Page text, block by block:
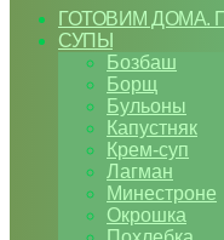
ГОТОВИМ ДОМА.
СУПЫ
Бозбаш
Борщ
Бульоны
Капустняк
Крем-суп
Лагман
Минестроне
Окрошка